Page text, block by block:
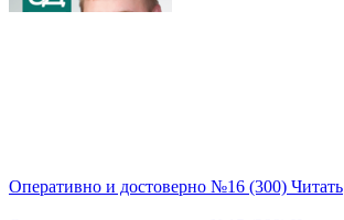
Оперативно и достоверно №16 (300) Читать